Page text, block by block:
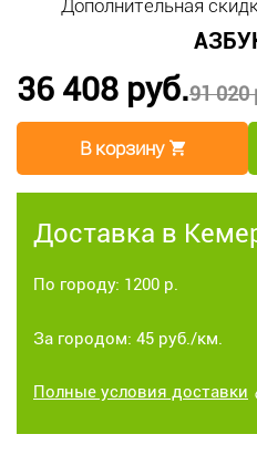
Дополнительная
91 020
36 408 руб.
В корзину
Доставка в
По городу: 1200 р.
За городом: 45 руб./км.
Полные условия доставки